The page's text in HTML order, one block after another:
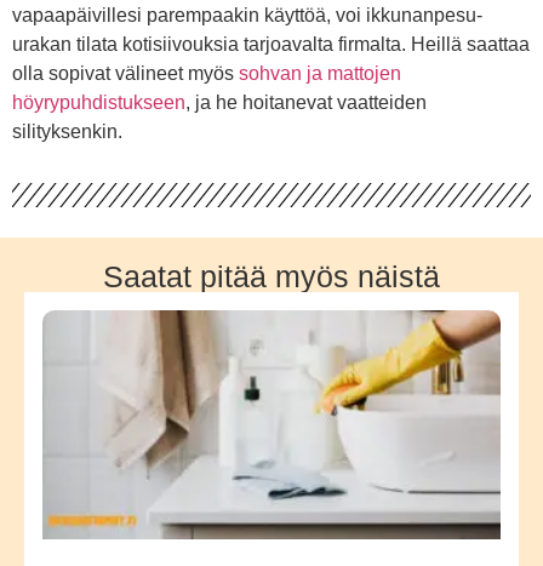
vapaapäivillesi parempaakin käyttöä, voi ikkunanpesu-
urakan tilata kotisiivouksia tarjoavalta firmalta. Heillä saattaa
olla sopivat välineet myös sohvan ja mattojen
höyrypuhdistukseen, ja he hoitanevat vaatteiden
silityksenkin.
Saatat pitää myös näistä